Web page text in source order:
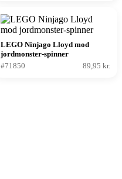
LEGO Ninjago Lloyd mod
jordmonster-spinner
#71850
89,95 kr.